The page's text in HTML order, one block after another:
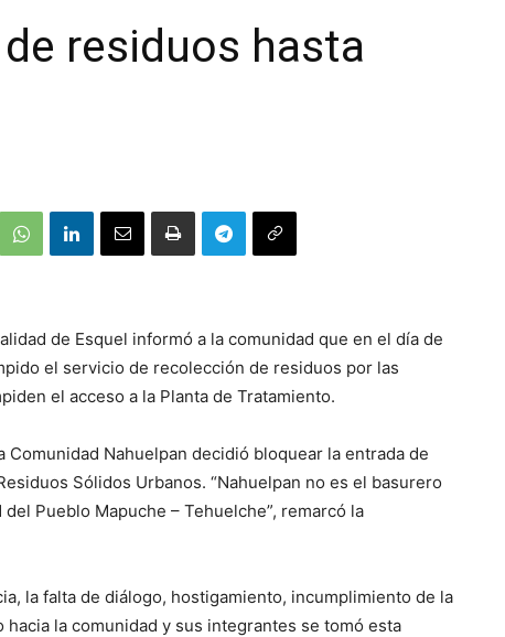
residuos hasta
de Esquel informó a la comunidad que en el día de
el servicio de recolección de residuos por las
el acceso a la Planta de Tratamiento.
Comunidad Nahuelpan decidió bloquear la entrada de
Sólidos Urbanos. “Nahuelpan no es el basurero
Pueblo Mapuche – Tehuelche”, remarcó la
la falta de diálogo, hostigamiento, incumplimiento de la
la comunidad y sus integrantes se tomó esta